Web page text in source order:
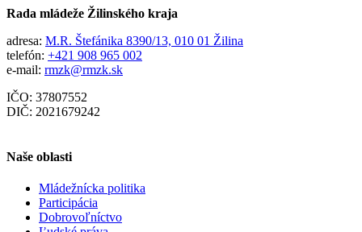
Rada mládeže Žilinského kraja
adresa: M.R. Štefánika 8390/13, 010 01 Žilina
telefón: +421 908 965 002
e-mail: rmzk@rmzk.sk
IČO: 37807552
DIČ: 2021679242
Naše oblasti
Mládežnícka politika
Participácia
Dobrovoľníctvo